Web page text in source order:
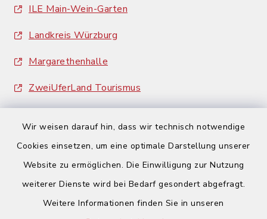
Wir weisen darauf hin, dass wir technisch notwendige
Cookies einsetzen, um eine optimale Darstellung unserer
Website zu ermöglichen. Die Einwilligung zur Nutzung
weiterer Dienste wird bei Bedarf gesondert abgefragt.
Weitere Informationen finden Sie in unseren
ILE Main-Wein-Garten
Landkreis Würzburg
Margarethenhalle
ZweiUferLand Tourismus
Barrierefreiheit